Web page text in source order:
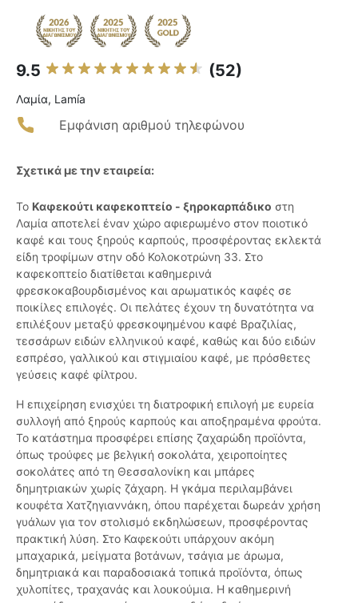
9.5 (52)
Λαμία, Lamía
Εμφάνιση αριθμού τηλεφώνου
Σχετικά με την εταιρεία:
Το Καφεκούτι καφεκοπτείο - ξηροκαρπάδικο στη
Λαμία αποτελεί έναν χώρο αφιερωμένο στον ποιοτικό
καφέ και τους ξηρούς καρπούς, προσφέροντας εκλεκτά
είδη τροφίμων στην οδό Κολοκοτρώνη 33. Στο
καφεκοπτείο διατίθεται καθημερινά
φρεσκοκαβουρδισμένος και αρωματικός καφές σε
ποικίλες επιλογές. Οι πελάτες έχουν τη δυνατότητα να
επιλέξουν μεταξύ φρεσκοψημένου καφέ Βραζιλίας,
τεσσάρων ειδών ελληνικού καφέ, καθώς και δύο ειδών
εσπρέσο, γαλλικού και στιγμιαίου καφέ, με πρόσθετες
γεύσεις καφέ φίλτρου.
Η επιχείρηση ενισχύει τη διατροφική επιλογή με ευρεία
συλλογή από ξηρούς καρπούς και αποξηραμένα φρούτα.
Το κατάστημα προσφέρει επίσης ζαχαρώδη προϊόντα,
όπως τρούφες με βελγική σοκολάτα, χειροποίητες
σοκολάτες από τη Θεσσαλονίκη και μπάρες
δημητριακών χωρίς ζάχαρη. Η γκάμα περιλαμβάνει
κουφέτα Χατζηγιαννάκη, όπου παρέχεται δωρεάν χρήση
γυάλων για τον στολισμό εκδηλώσεων, προσφέροντας
πρακτική λύση. Στο Καφεκούτι υπάρχουν ακόμη
μπαχαρικά, μείγματα βοτάνων, τσάγια με άρωμα,
δημητριακά και παραδοσιακά τοπικά προϊόντα, όπως
χυλοπίτες, τραχανάς και λουκούμια. Η καθημερινή